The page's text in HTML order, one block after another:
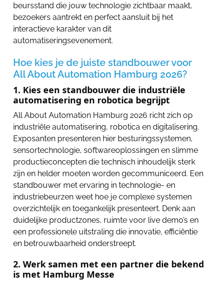
beursstand die jouw technologie zichtbaar maakt,
bezoekers aantrekt en perfect aansluit bij het
interactieve karakter van dit
automatiseringsevenement.
Hoe kies je de juiste standbouwer voor
All About Automation Hamburg 2026?
1. Kies een standbouwer die industriële
automatisering en robotica begrijpt
All About Automation Hamburg 2026 richt zich op
industriële automatisering, robotica en digitalisering.
Exposanten presenteren hier besturingssystemen,
sensortechnologie, softwareoplossingen en slimme
productieconcepten die technisch inhoudelijk sterk
zijn en helder moeten worden gecommuniceerd. Een
standbouwer met ervaring in technologie- en
industriebeurzen weet hoe je complexe systemen
overzichtelijk en toegankelijk presenteert. Denk aan
duidelijke productzones, ruimte voor live demo’s en
een professionele uitstraling die innovatie, efficiëntie
en betrouwbaarheid onderstreept.
2. Werk samen met een partner die bekend
is met Hamburg Messe